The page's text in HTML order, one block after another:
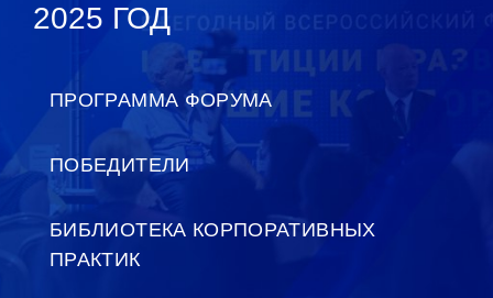
2025 ГОД
ПРОГРАММА ФОРУМА
ПОБЕДИТЕЛИ
БИБЛИОТЕКА КОРПОРАТИВНЫХ
ПРАКТИК